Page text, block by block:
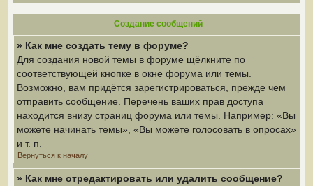
Создание сообщений
» Как мне создать тему в форуме?
Для создания новой темы в форуме щёлкните по
соответствующей кнопке в окне форума или темы.
Возможно, вам придётся зарегистрироваться, прежде чем
отправить сообщение. Перечень ваших прав доступа
находится внизу страниц форума или темы. Например: «Вы
можете начинать темы», «Вы можете голосовать в опросах»
и т. п.
Вернуться к началу
» Как мне отредактировать или удалить сообщение?